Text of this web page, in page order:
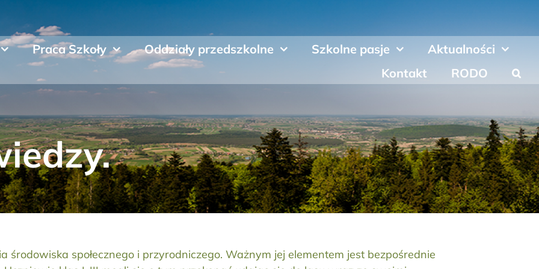
Praca Szkoły Oddziały przedszkolne Szkolne pasje
Aktualności
Kontakt
RODO
społecznego i przyrodniczego. Ważnym jej elementem jest bezpośrednie